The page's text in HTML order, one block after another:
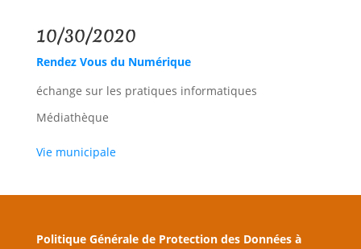
10/30/2020
Rendez Vous du Numérique
échange sur les pratiques informatiques
Médiathèque
Vie municipale
Politique Générale de Protection des Données à